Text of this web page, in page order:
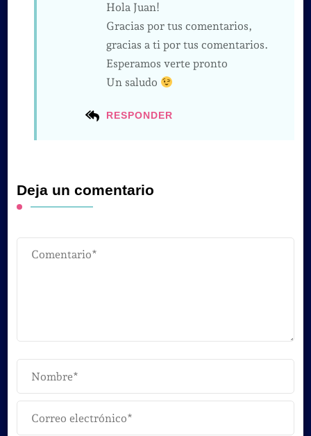
RESPONDER
Hola Juan!
Gracias por tus comentarios,
gracias a ti por tus comentarios.
Esperamos verte pronto
Un saludo
Deja un comentario